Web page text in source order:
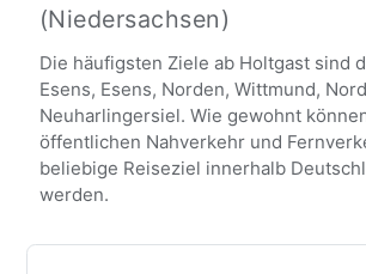
(Niedersachsen)
Die häufigsten Ziele ab Holtgast sind
Esens, Esens, Norden, Wittmund,
Neuharlingersiel. Wie gewohnt
öffentlichen Nahverkehr und
beliebige Reiseziel innerhalb
werden.